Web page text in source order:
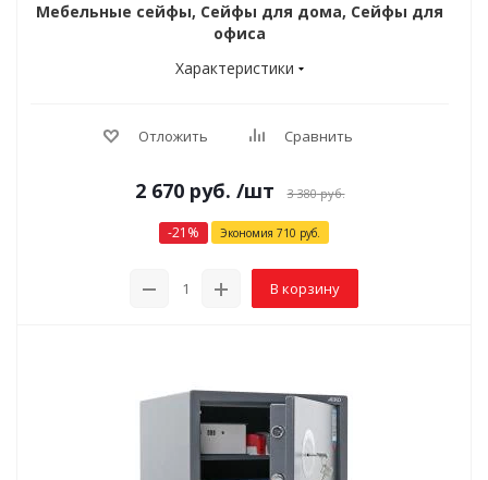
Мебельные сейфы, Сейфы для дома, Сейфы для
офиса
Характеристики
Отложить Сравнить
2 670руб. /шт 3 380руб.
-21 % Экономия 710 руб.
В корзину